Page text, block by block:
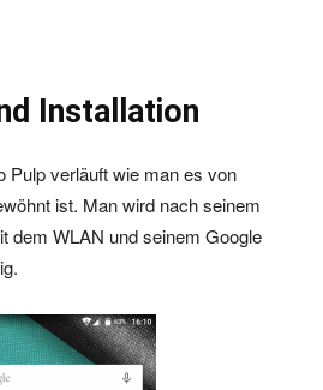
Installation
Pulp verläuft wie man es von
ist. Man wird nach seinem
dem WLAN und seinem Google